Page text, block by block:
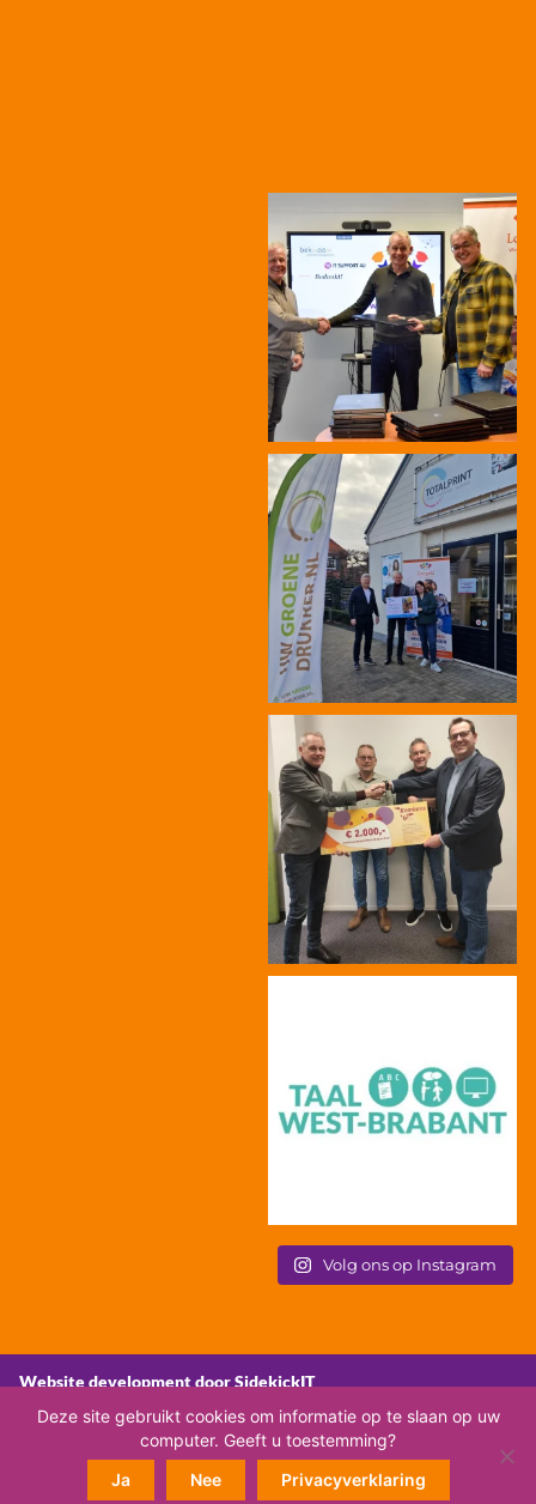
Volg ons op Instagram
Website development door SidekickIT
Deze site gebruikt cookies om informatie op te slaan op uw
computer. Geeft u toestemming?
Ja
Nee Privacyverklaring